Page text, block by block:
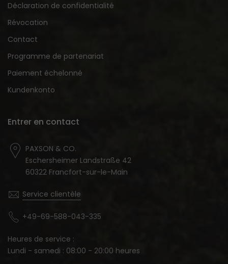
Déclaration de confidentialité
Révocation
Contact
Programme de partenariat
Paiement échelonné
Kundenkonto
Entrer en contact
PAXSON & CO.
Eschersheimer Landstraße 42
60322 Francfort-sur-le-Main
Service clientèle
+49-69-588-043-335
Heures de service :
Lundi - samedi : 08:00 - 20:00 heures